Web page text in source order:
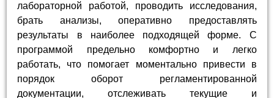
лабораторной работой, проводить исследования,
брать анализы, оперативно предоставлять
результаты в наиболее подходящей форме. С
программой предельно комфортно и легко
работать, что помогает моментально привести в
порядок оборот регламентированной
документации, отслеживать текущие и